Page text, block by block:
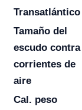
Transatlántico
Tamaño del
escudo contra
corrientes de
aire
Cal. peso